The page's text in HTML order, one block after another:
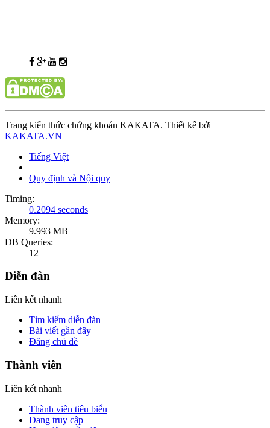
Trang kiến thức chứng khoán KAKATA. Thiết kế bởi
KAKATA.VN
Tiếng Việt
Quy định và Nội quy
Timing:
0.2094 seconds
Memory:
9.993 MB
DB Queries:
12
Diễn đàn
Liên kết nhanh
Tìm kiếm diễn đàn
Bài viết gần đây
Đăng chủ đề
Thành viên
Liên kết nhanh
Thành viên tiêu biểu
Đang truy cập